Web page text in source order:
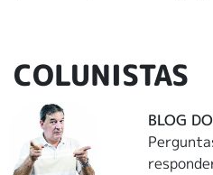
COLUNISTAS
BLOG